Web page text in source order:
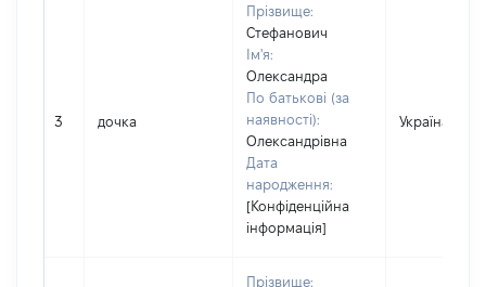
3 дочка
Прізвище:
Стефанович
Ім'я:
Олександра
По батькові (за
наявності):
Олександрівна
Дата
народження:
[Конфіденційна
інформація]
Україна
Прізвище: